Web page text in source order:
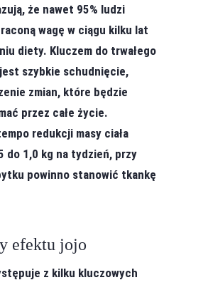
że nawet 95% ludzi
wagę w ciągu kilku lat
diety. Kluczem do trwałego
szybkie schudnięcie,
zmian, które będzie
przez całe życie.
redukcji masy ciała
do 1,0 kg na tydzień, przy
powinno stanowić tkankę
efektu jojo
z kilku kluczowych